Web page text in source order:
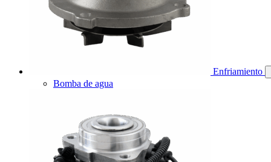
Enfriamiento
Bomba de agua